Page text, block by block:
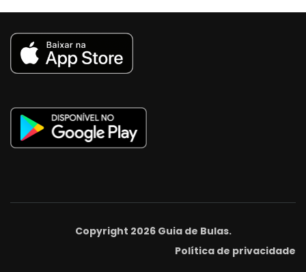
Copyright 2026 Guia de Bulas.
Política de privacidade